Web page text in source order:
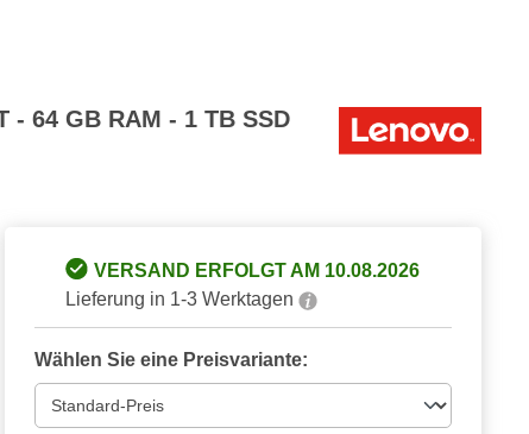
64 GB RAM - 1 TB SSD
VERSAND ERFOLGT AM 10.08.2026
Lieferung in 1-3 Werktagen
Wählen Sie eine Preisvariante: